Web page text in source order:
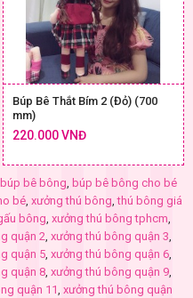
Búp Bê Thắt Bím 2 (Đỏ) (700
mm)
220.000 VNĐ
búp bê bông, búp bê bông cho bé
bé, xưởng thú bông,thú bông giá
bông, xưởng thú bông tphcm,
quận 2, xưởng thú bông quận 3,
quận 5, xưởng thú bông quận 6,
quận 8, xưởng thú bông quận 9,
quận 11, xưởng thú bông quận